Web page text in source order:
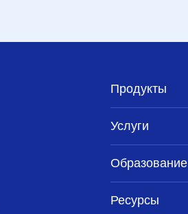
Продукты
Услуги
Образование
Ресурсы